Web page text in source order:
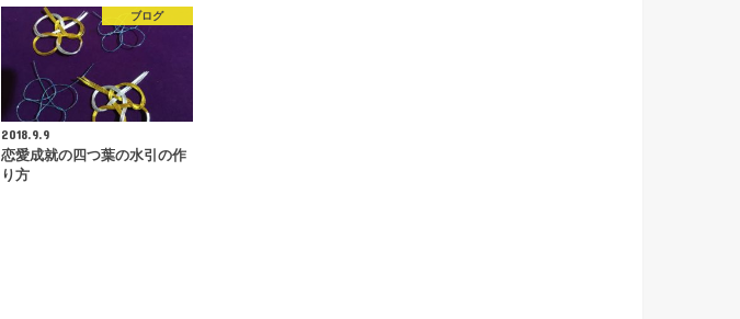
ブログ
2018.9.9
恋愛成就の四つ葉の水引の作
り方